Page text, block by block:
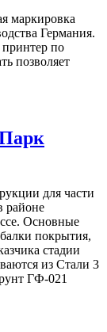
маркировка
Германия.
по
позволяет
для части
районе
Основные
покрытия,
стадии
из Стали 3
ГФ-021